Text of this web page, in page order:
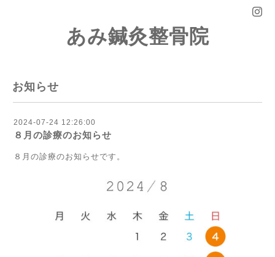
あみ鍼灸整骨院
お知らせ
2024-07-24 12:26:00
８月の診療のお知らせ
８月の診療のお知らせです。